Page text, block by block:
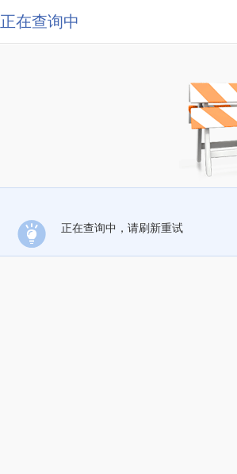
正在查询中
正在查询中，请刷新重试